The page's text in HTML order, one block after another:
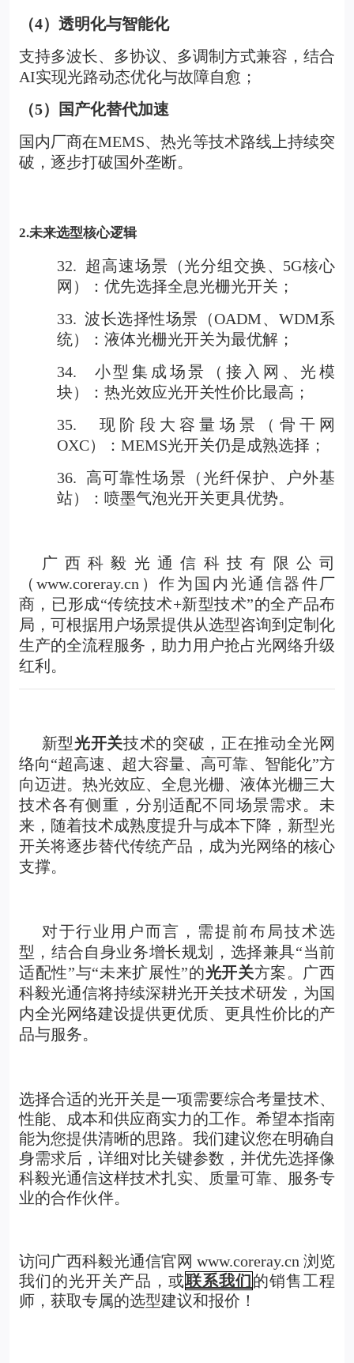
（4）透明化与智能化
支持多波长、多协议、多调制方式兼容，结合
AI实现光路动态优化与故障自愈；
（5）国产化替代加速
国内厂商在MEMS、热光等技术路线上持续突
破，逐步打破国外垄断。
2.未来选型核心逻辑
32. 超高速场景（光分组交换、5G核心
网）：优先选择全息光栅光开关；
33. 波长选择性场景（OADM、WDM系
统）：液体光栅光开关为最优解；
34.
小型集成场景（接入网、光模
块）：热光效应光开关性价比最高；
35.
现阶段大容量场景（骨干网
OXC）： MEMS光开关仍是成熟选择；
36.
高可靠性场景（光纤保护、户外基
站）：喷墨气泡光开关更具优势。
广西科毅光通信科技有限公司
（www.coreray.cn ）作为国内光通信器件厂
商，已形成“传统技术+新型技术”的全产品布
局，可根据用户场景提供从选型咨询到定制化
生产的全流程服务，助力用户抢占光网络升级
红利。
新型光开关技术的突破，正在推动全光网
络向“超高速、超大容量、高可靠、智能化”方
向迈进。热光效应、全息光栅、液体光栅三大
技术各有侧重，分别适配不同场景需求。未
来，随着技术成熟度提升与成本下降，新型光
开关将逐步替代传统产品，成为光网络的核心
支撑。
对于行业用户而言，需提前布局技术选
型，结合自身业务增长规划，选择兼具“当前
适配性”与“未来扩展性”的光开关方案。广西
科毅光通信将持续深耕光开关技术研发，为国
内全光网络建设提供更优质、更具性价比的产
品与服务。
选择合适的光开关是一项需要综合考量技术、
性能、成本和供应商实力的工作。希望本指南
能为您提供清晰的思路。我们建议您在明确自
身需求后，详细对比关键参数，并优先选择像
科毅光通信这样技术扎实、质量可靠、服务专
业的合作伙伴。
访问广西科毅光通信官网 www.coreray.cn 浏览
我们的光开关产品，或联系我们 的销售工程
师，获取专属的选型建议和报价！